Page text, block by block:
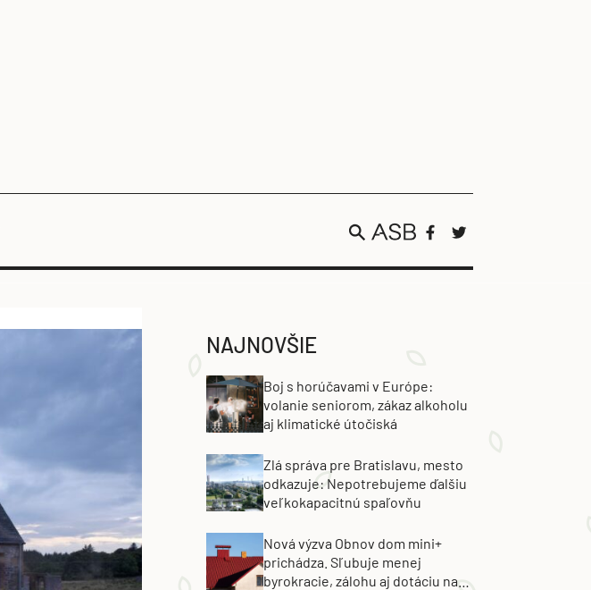
NAJNOVŠIE
Boj s horúčavami v Európe:
volanie seniorom, zákaz alkoholu
aj klimatické útočiská
Zlá správa pre Bratislavu, mesto
odkazuje: Nepotrebujeme ďalšiu
veľkokapacitnú spaľovňu
Nová výzva Obnov dom mini+
prichádza. Sľubuje menej
byrokracie, zálohu aj dotáciu na